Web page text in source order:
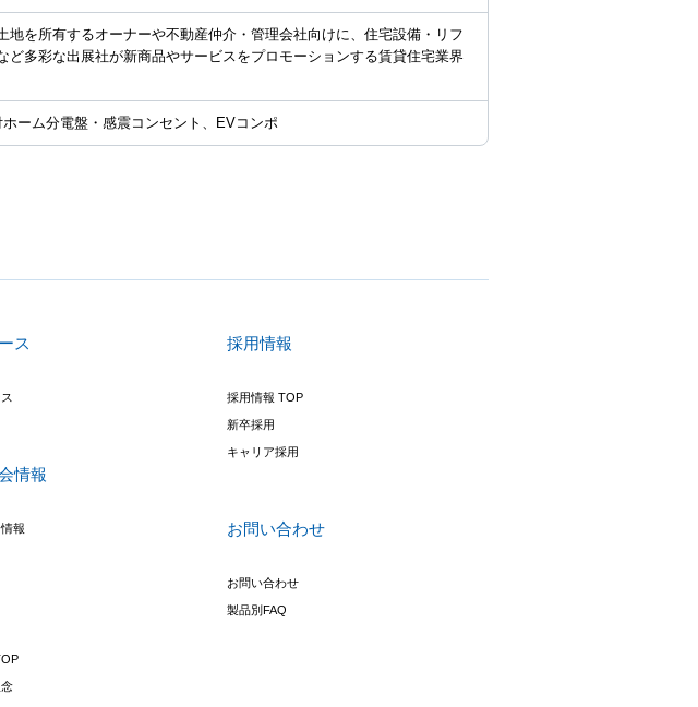
地を所有するオーナーや不動産仲介・管理会社向けに、住宅設備・リフ
ど多彩な出展社が新商品やサービスをプロモーションする賃貸住宅業界
ーム分電盤・感震コンセント、EVコンポ
ス
情報
報
採用情報
採用情報 TOP
新卒採用
キャリア採用
お問い合わせ
お問い合わせ
製品別FAQ